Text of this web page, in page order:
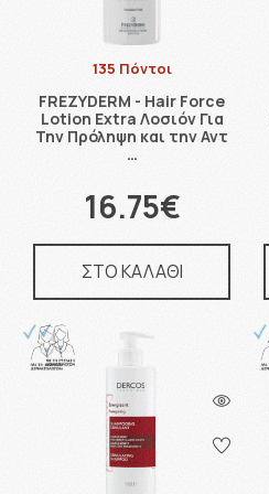
135 Πόντοι
FREZYDERM - Hair Force
Lotion Extra Λοσιόν Για
Την Πρόληψη και την Αντ
…
16.75€
ΣΤΟ ΚΑΛΑΘΙ